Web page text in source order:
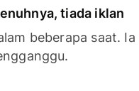
tiada iklan
beberapa saat.